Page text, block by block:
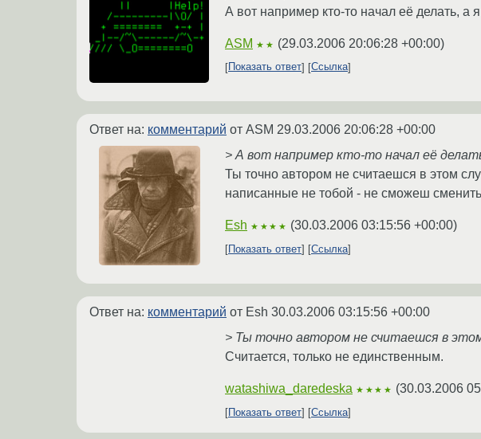
А вот например кто-то начал её делать, а
ASM ★★ (29.03.2006 20:06:28 +00:00)
Показать ответ Ссылка
Ответ на: комментарий от ASM 29.03.2006 20:06:28 +00:00
> А вот например кто-то начал её
Ты точно автором не считаешся в этом
написанные не тобой - не сможеш
Esh ★★★★ (30.03.2006 03:15:56 +00:00)
Показать ответ Ссылка
Ответ на: комментарий от Esh 30.03.2006 03:15:56 +00:00
> Ты точно автором не считаешся в
Считается, только не единственным.
watashiwa_daredeska ★★★★ (30.03.2006
Показать ответ Ссылка